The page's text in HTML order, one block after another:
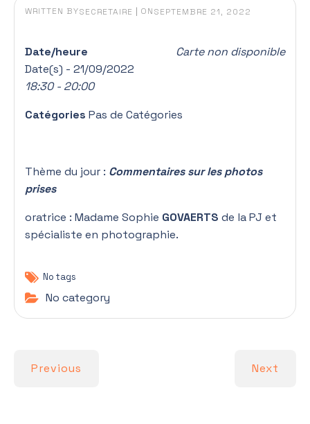
WRITTEN BYSECRETAIRE | ONSEPTEMBRE 21, 2022
Carte non disponible
Date/heure
Date(s) - 21/09/2022
18:30 - 20:00
Catégories Pas de Catégories
Thème du jour : Commentaires sur les photos
prises
oratrice : Madame Sophie GOVAERTS de la PJ et
spécialiste en photographie.
No tags
No category
Previous Next